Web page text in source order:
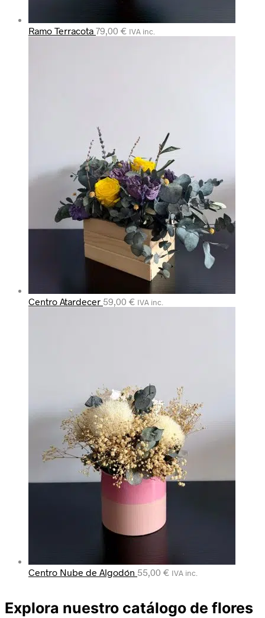
Ramo Terracota 79,00 € IVA inc.
Centro Atardecer 59,00 € IVA inc.
Centro Nube de Algodón 55,00 € IVA inc.
Explora nuestro catálogo de flores